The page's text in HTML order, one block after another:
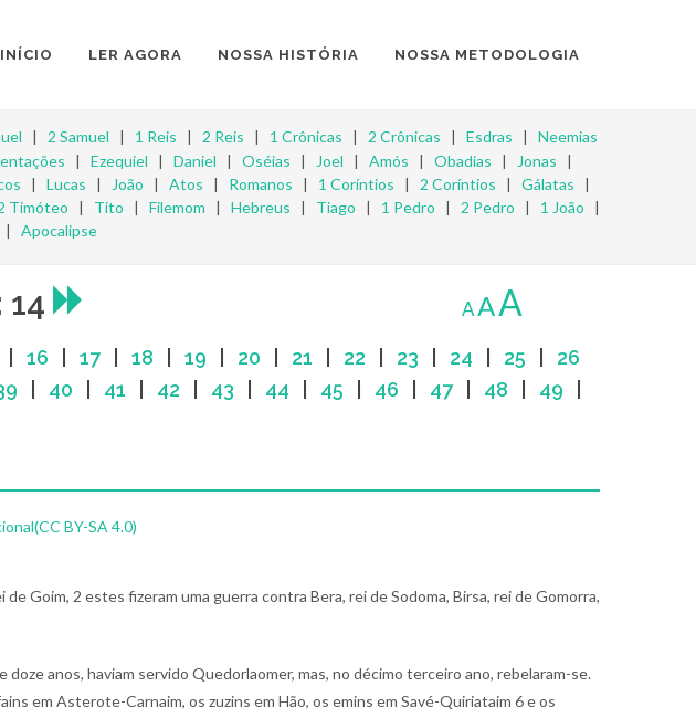
INÍCIO LER AGORA NOSSA HISTÓRIA NOSSA METODOLOGIA
| 2 Samuel | 1 Reis | 2 Reis | 1 Crônicas | 2 Crônicas | Esdras | Neemias
| Ezequiel | Daniel | Oséias | Joel | Amós | Obadias | Jonas |
| Lucas | João | Atos | Romanos | 1 Coríntios | 2 Coríntios | Gálatas |
Timóteo | Tito | Filemom | Hebreus | Tiago | 1 Pedro | 2 Pedro | 1 João |
| Apocalipse
AAA
16 17| 18 19 20 21 22 23 24 25
26
40 41 42 43 44 45 46 47| 48 49
BY-SA 4.0)
de Goim, 2 estes fizeram uma guerra contra Bera, rei de Sodoma, Birsa, rei de Gomorra,
doze anos, haviam servido Quedorlaomer, mas, no décimo terceiro ano, rebelaram-se.
em Asterote-Carnaim, os zuzins em Hão, os emins em Savé-Quiriataim 6 e os